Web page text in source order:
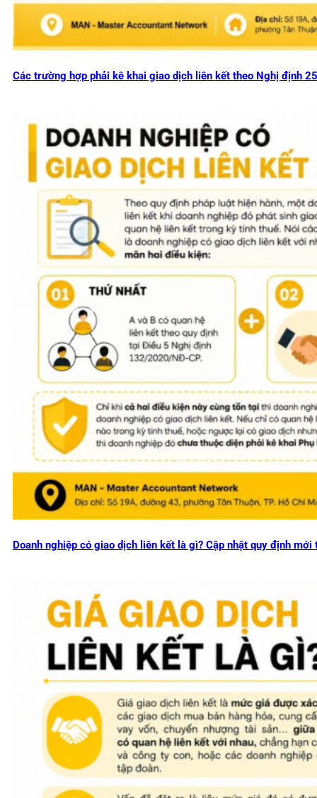
Các trường hợp phải kê khai giao dịch liên kết theo Nghị định
Doanh nghiệp có giao dịch liên kết là gì? Cập nhật quy định